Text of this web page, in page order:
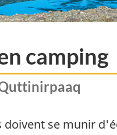
camping
doivent se munir